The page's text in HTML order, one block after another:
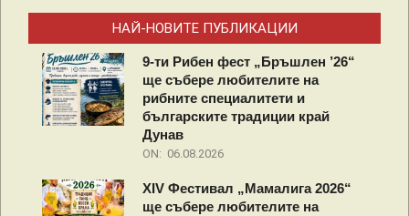
НАЙ-НОВИТЕ ПУБЛИКАЦИИ
9-ти Рибен фест „Бръшлен ’26“
ще събере любителите на
рибните специалитети и
българските традиции край
Дунав
ON: 06.08.2026
XIV Фестивал „Мамалига 2026“
ще събере любителите на